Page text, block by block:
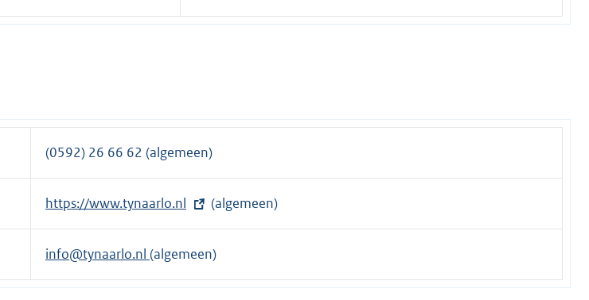
(0592) 26 66 62 (algemeen)
E
x
t
r
https://www.tynaarlo.nl (algemeen)
info@tynaarlo.nl (algemeen)